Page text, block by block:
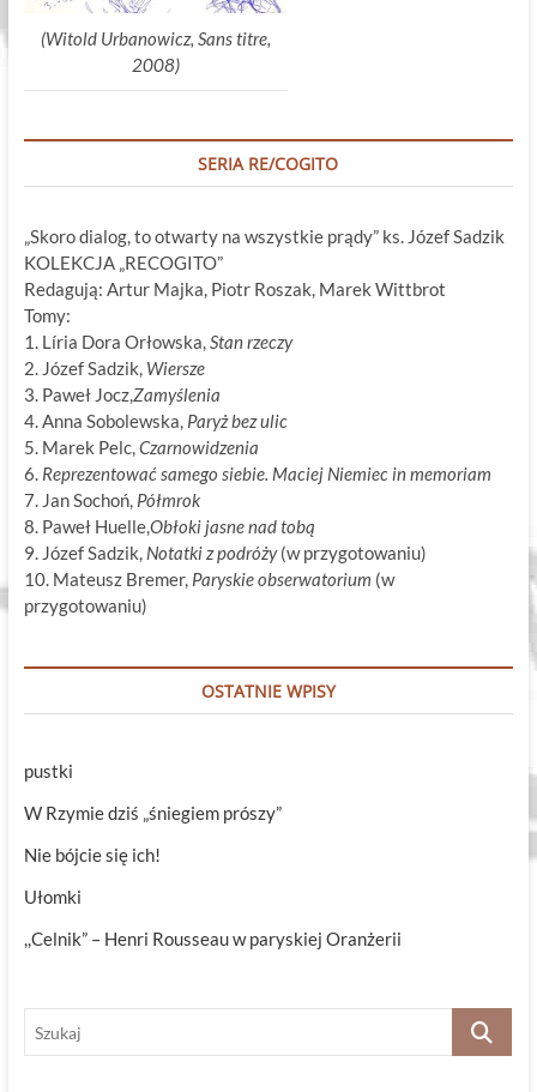
(Witold Urbanowicz, Sans titre,
2008)
SERIA RE/COGITO
„Skoro dialog, to otwarty na wszystkie prądy” ks. Józef Sadzik
KOLEKCJA „RECOGITO”
Redagują: Artur Majka, Piotr Roszak, Marek Wittbrot
Tomy:
1. Líria Dora Orłowska,Stan rzeczy
2. Józef Sadzik, Wiersze
3. Paweł Jocz,Zamyślenia
4. Anna Sobolewska, Paryż bez ulic
5. Marek Pelc,Czarnowidzenia
6. Reprezentować samego siebie. Maciej Niemiec in memoriam
7. Jan Sochoń, Półmrok
8. Paweł Huelle,Obłoki jasne nad tobą
9. Józef Sadzik, Notatki z podróży(w przygotowaniu)
10. Mateusz Bremer, Paryskie obserwatorium (w
przygotowaniu)
OSTATNIE WPISY
pustki
W Rzymie dziś „śniegiem prószy”
Nie bójcie się ich!
Ułomki
,,Celnik” – Henri Rousseau w paryskiej Oranżerii
Szukaj